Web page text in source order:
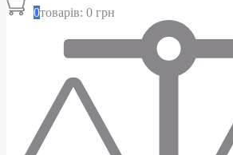
0товарів: 0 грн